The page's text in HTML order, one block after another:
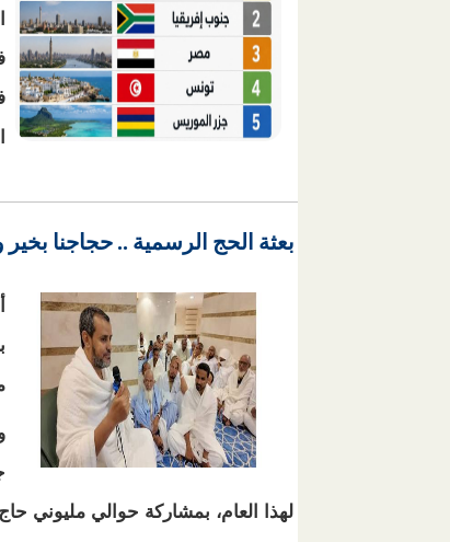
بعثة الحج الرسمية .. حجاجنا
لهذا العام، بمشاركة حوالي مليوني